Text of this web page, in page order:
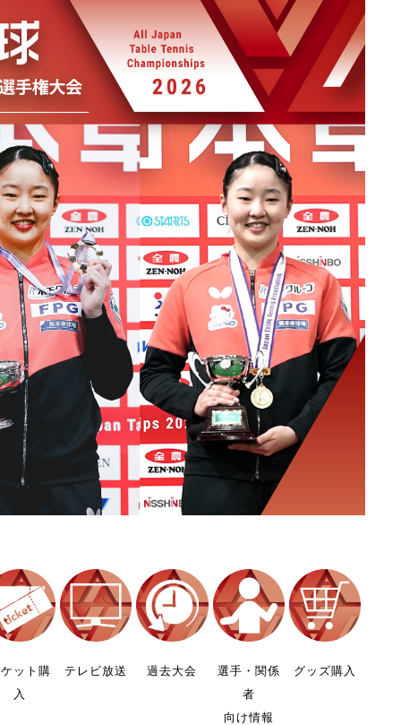
ット購
入
テレビ放送 過去大会
選手・関係
者
向け情報
グッズ購入